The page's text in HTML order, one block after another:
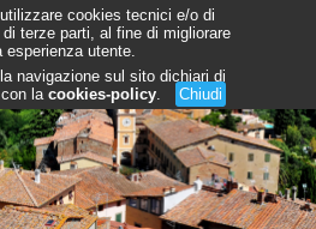
cookies tecnici e/o di
terze parti, al fine di migliorare
esperienza utente.
navigazione sul sito dichiari di
la cookies-policy. Chiudi